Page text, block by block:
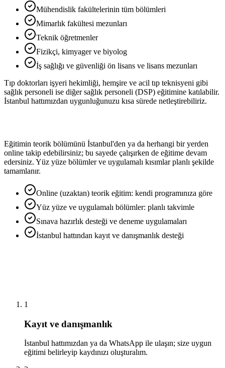
Mühendislik fakültelerinin tüm bölümleri
Mimarlık fakültesi mezunları
Teknik öğretmenler
Fizikçi, kimyager ve biyolog
İş sağlığı ve güvenliği ön lisans ve lisans mezunları
Tıp doktorları işyeri hekimliği, hemşire ve acil tıp teknisyeni gibi
sağlık personeli ise diğer sağlık personeli (DSP) eğitimine katılabilir.
İstanbul hattımızdan uygunluğunuzu kısa sürede netleştirebiliriz.
Eğitimin teorik bölümünü İstanbul'den ya da herhangi bir yerden
online takip edebilirsiniz; bu sayede çalışırken de eğitime devam
edersiniz. Yüz yüze bölümler ve uygulamalı kısımlar planlı şekilde
tamamlanır.
Online (uzaktan) teorik eğitim: kendi programınıza göre
Yüz yüze ve uygulamalı bölümler: planlı takvimle
Sınava hazırlık desteği ve deneme uygulamaları
İstanbul hattından kayıt ve danışmanlık desteği
1
Kayıt ve danışmanlık
İstanbul hattımızdan ya da WhatsApp ile ulaşın; size uygun
eğitimi belirleyip kaydınızı oluşturalım.